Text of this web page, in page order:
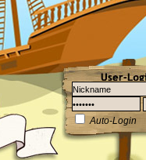
Auto-Login